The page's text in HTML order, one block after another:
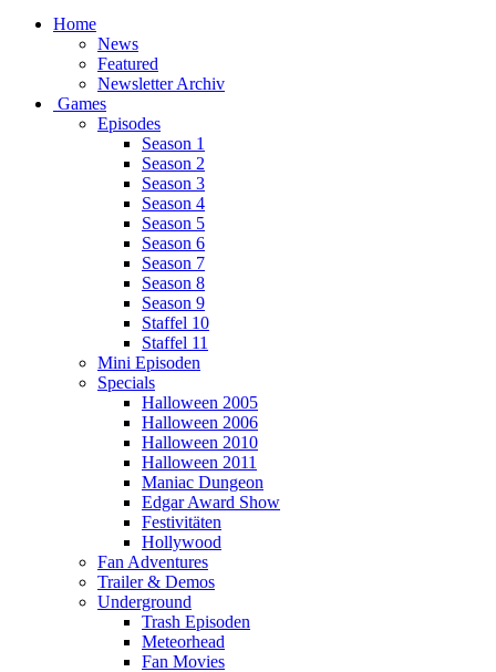
Home
News
Featured
Newsletter Archiv
Games
Episodes
Season 1
Season 2
Season 3
Season 4
Season 5
Season 6
Season 7
Season 8
Season 9
Staffel 10
Staffel 11
Mini Episoden
Specials
Halloween 2005
Halloween 2006
Halloween 2010
Halloween 2011
Maniac Dungeon
Edgar Award Show
Festivitäten
Hollywood
Fan Adventures
Trailer & Demos
Underground
Trash Episoden
Meteorhead
Fan Movies